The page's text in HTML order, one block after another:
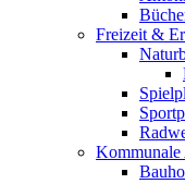
Freizeit &
Kommunale